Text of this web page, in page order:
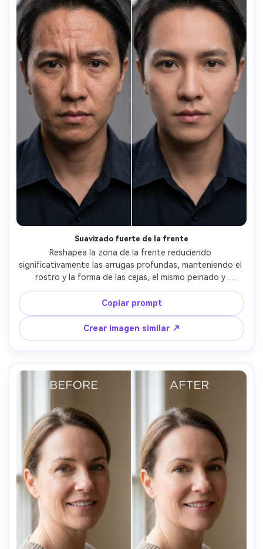
Suavizado fuerte de la frente
Reshapea la zona de la frente reduciendo
significativamente las arrugas profundas, manteniendo el
rostro y la forma de las cejas, el mismo peinado y
expresión; preserva la textura natural de la piel (sin
apariencia plástica), la iluminación y detalles de fondo,
preservando la gradación de color original --ar 4:5
Copiar prompt
Crear imagen similar ↗